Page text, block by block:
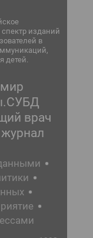
изданий
в
детей.
врач